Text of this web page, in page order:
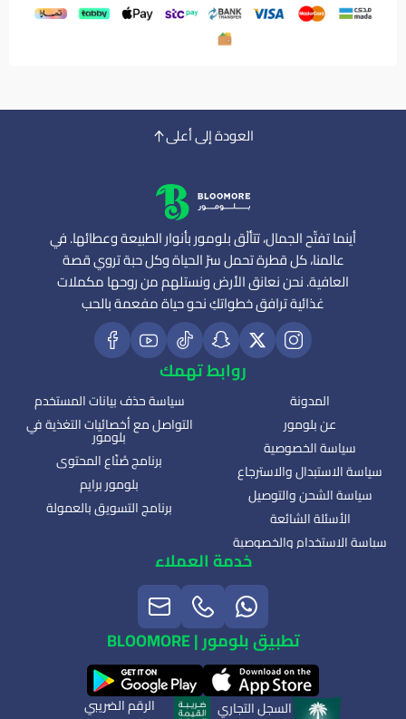
العودة إلى أعلى
أينما تفتّح الجمال، تتألّق بلومور بأنوار الطبيعة وعطائها. في
عالمنا، كل قطرة تحمل سرّ الحياة وكل حبة تروي قصة
العافية. نحن نعانق الأرض ونستلهم من روحها مكملات
غذائية ترافق خطواتكِ نحو حياة مفعمة بالحب
روابط تهمك
المدونة
عن بلومور
سياسة الخصوصية
سياسة الاستبدال والاسترجاع
سياسة الشحن والتوصيل
الأسئلة الشائعة
سياسة الاستخدام والخصوصية
سياسة حذف بيانات المستخدم
التواصل مع أخصائيات التغذية في
بلومور
برنامج صُنّاع المحتوى
بلومور برايم
برنامج التسويق بالعمولة
خدمة العملاء
تطبيق بلومور | BLOOMORE
السجل التجاري
الرقم الضريبي